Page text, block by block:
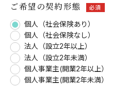
ご希望の契約形態 必須
個人（社会保険あり）
個人（社会保険なし）
法人（設立2年以上）
法人（設立2年未満）
個人事業主(開業2年以上）
個人事業主(開業2年未満）